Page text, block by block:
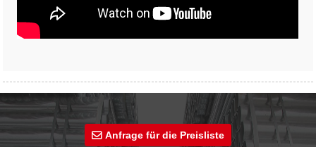
Anfrage für die Preisliste